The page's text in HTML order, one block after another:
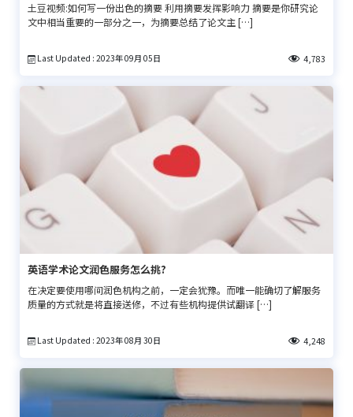
土豆视频:如何写一份出色的摘要 利用摘要发挥影响力 摘要是你研究论
文中相当重要的一部分之一，为摘要总结了论文主 […]
Last Updated : 2023年 09月 05日 4,783
英语学术论文润色服务怎么挑?
在决定要使用哪间润色机构之前，一定会犹豫。而唯一能确切了解服务
质量的方式就是将直接送修，不过有些机构提供试翻译 […]
Last Updated : 2023年 08月 30日 4,248